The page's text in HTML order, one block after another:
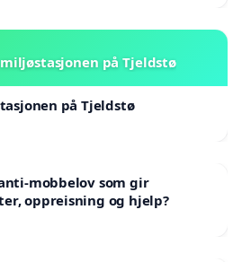
på Tjeldstø
på Tjeldstø
mobbelov som gir
oppreisning og hjelp?